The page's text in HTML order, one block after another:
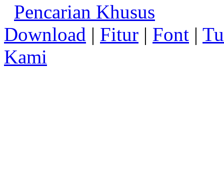
Pencarian Khusus
Download | Fitur | Font |
Kami